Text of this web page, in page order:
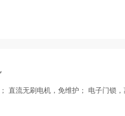
直流无刷电机，免维护； 电子门锁，